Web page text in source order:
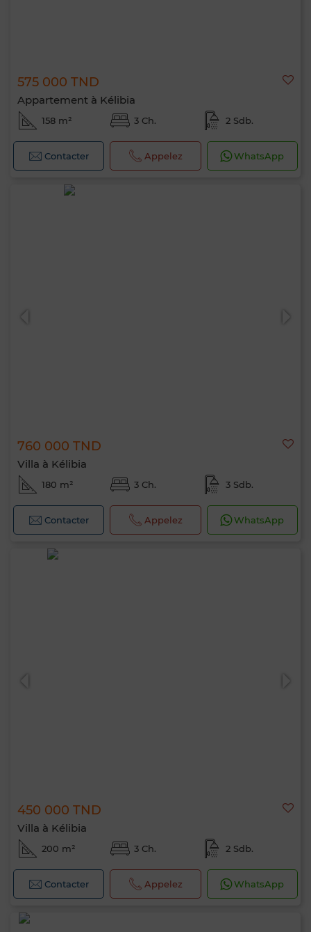
575 000 TND
Appartement à Kélibia
158 m² 3 Ch. 2 Sdb.
Contacter Appelez WhatsApp
760 000 TND
Villa à Kélibia
180 m² 3 Ch. 3 Sdb.
Contacter Appelez WhatsApp
450 000 TND
Villa à Kélibia
200 m² 3 Ch. 2 Sdb.
Contacter Appelez WhatsApp